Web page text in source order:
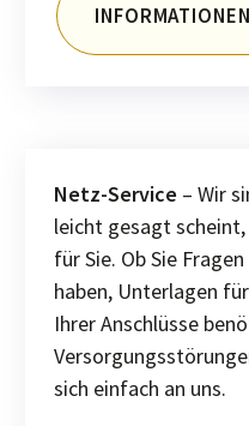
Netz-Service – Wir
leicht gesagt
für Sie. Ob Sie
haben, Unterlagen
Ihrer Anschlüsse
sich einfach an uns.